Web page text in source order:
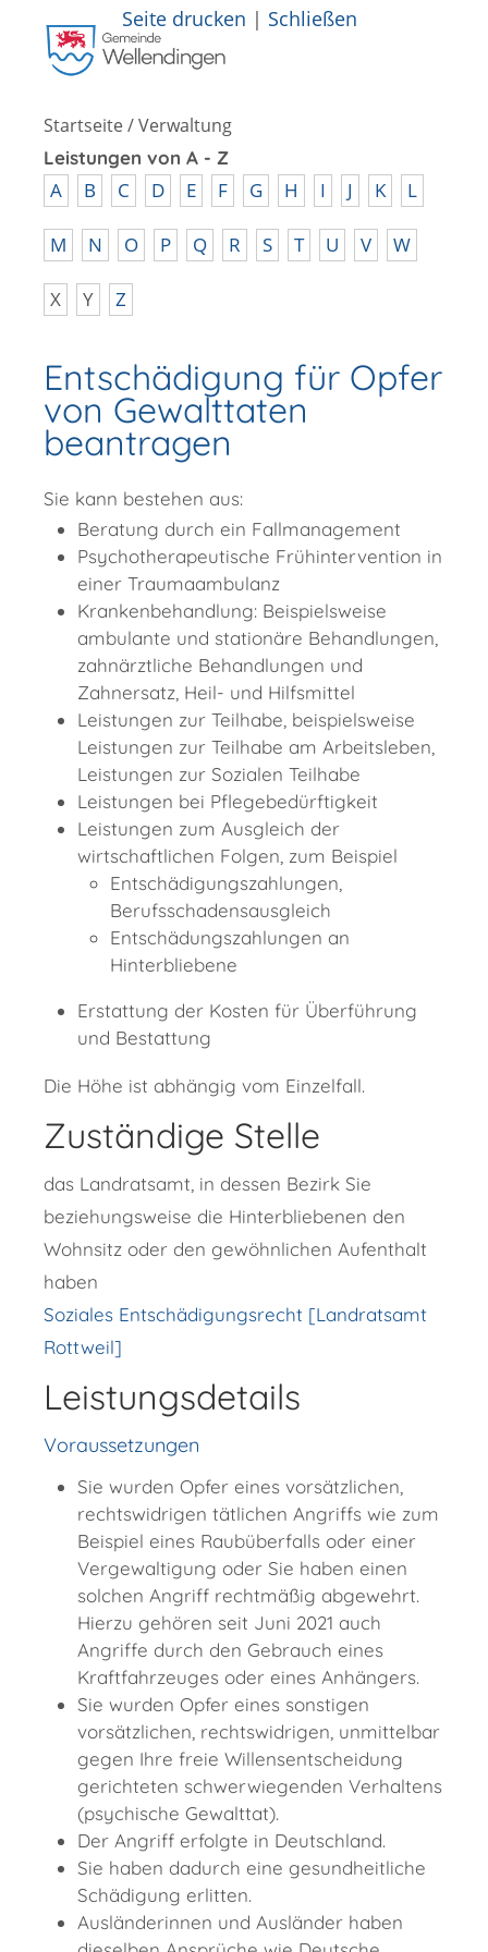
Seite drucken | Schließen
Startseite/Verwaltung
Leistungen von A - Z
A B C D E F G H I J K L
M N O P Q R S T U V W
X Y Z
Entschädigung für Opfer
von Gewalttaten
beantragen
Sie kann bestehen aus:
Beratung durch ein Fallmanagement
Psychotherapeutische Frühintervention in
einer Traumaambulanz
Krankenbehandlung: Beispielsweise
ambulante und stationäre Behandlungen,
zahnärztliche Behandlungen und
Zahnersatz, Heil- und Hilfsmittel
Leistungen zur Teilhabe, beispielsweise
Leistungen zur Teilhabe am Arbeitsleben,
Leistungen zur Sozialen Teilhabe
Leistungen bei Pflegebedürftigkeit
Leistungen zum Ausgleich der
wirtschaftlichen Folgen, zum Beispiel
Entschädigungszahlungen,
Berufsschadensausgleich
Entschädungszahlungen an
Hinterbliebene
Erstattung der Kosten für Überführung
und Bestattung
Die Höhe ist abhängig vom Einzelfall.
Zuständige Stelle
das Landratsamt, in dessen Bezirk Sie
beziehungsweise die Hinterbliebenen den
Wohnsitz oder den gewöhnlichen Aufenthalt
haben
Soziales Entschädigungsrecht [Landratsamt
Rottweil]
Leistungsdetails
Voraussetzungen
Sie wurden Opfer eines vorsätzlichen,
rechtswidrigen tätlichen Angriffs wie zum
Beispiel eines Raubüberfalls oder einer
Vergewaltigung oder Sie haben einen
solchen Angriff rechtmäßig abgewehrt.
Hierzu gehören seit Juni 2021 auch
Angriffe durch den Gebrauch eines
Kraftfahrzeuges oder eines Anhängers.
Sie wurden Opfer eines sonstigen
vorsätzlichen, rechtswidrigen, unmittelbar
gegen Ihre freie Willensentscheidung
gerichteten schwerwiegenden Verhaltens
(psychische Gewalttat).
Der Angriff erfolgte in Deutschland.
Sie haben dadurch eine gesundheitliche
Schädigung erlitten.
Ausländerinnen und Ausländer haben